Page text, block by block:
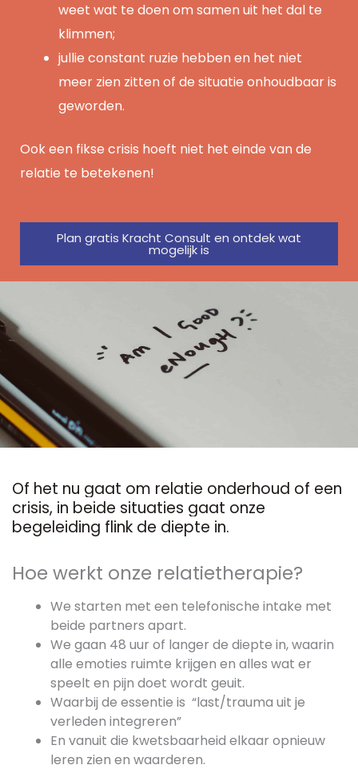
weet wat te doen om samen uit het dal te
klimmen;
jullie constant ruzie hebben en het niet
meer zien zitten of de situatie onhoudbaar is
geworden.
Ook een fikse crisis hoeft niet het einde van de
relatie te betekenen!
Plan gratis Kracht Consult en ontdek wat
mogelijk is
Of het nu gaat om relatie onderhoud of een
crisis, in beide situaties gaat onze
begeleiding flink de diepte in.
Hoe werkt onze relatietherapie?
We starten met een telefonische intake met
beide partners apart.
We gaan 48 uur of langer de diepte in, waarin
alle emoties ruimte krijgen en alles wat er
speelt en pijn doet wordt geuit.
Waarbij de essentie is “last/trauma uit je
verleden integreren”
En vanuit die kwetsbaarheid elkaar opnieuw
leren zien en waarderen.